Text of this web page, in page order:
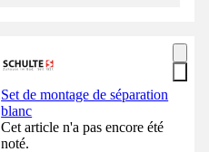
Set de montage de séparation
blanc
Cet article n'a pas encore été
noté.